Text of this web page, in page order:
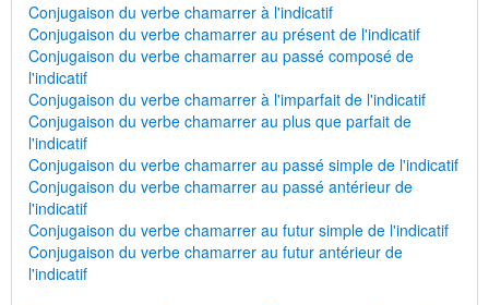
Conjugaison du verbe chamarrer à l'indicatif
Conjugaison du verbe chamarrer au présent de l'indicatif
Conjugaison du verbe chamarrer au passé composé de
l'indicatif
Conjugaison du verbe chamarrer à l'imparfait de l'indicatif
Conjugaison du verbe chamarrer au plus que parfait de
l'indicatif
Conjugaison du verbe chamarrer au passé simple de l'indicatif
Conjugaison du verbe chamarrer au passé antérieur de
l'indicatif
Conjugaison du verbe chamarrer au futur simple de l'indicatif
Conjugaison du verbe chamarrer au futur antérieur de
l'indicatif